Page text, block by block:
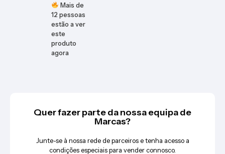
Mais de
12 pessoas
estão a ver
este
produto
agora
Quer fazer parte da nossa equipa de
Marcas?
Junte-se à nossa rede de parceiros e tenha acesso a
condições especiais para vender connosco.